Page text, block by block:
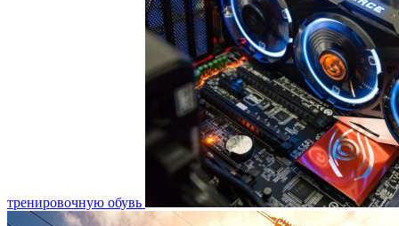
тренировочную обувь